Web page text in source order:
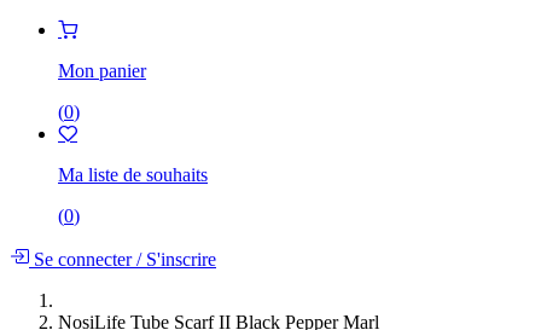
Mon panier
(0)
Ma liste de souhaits
(0)
Se connecter/S'inscrire
NosiLife Tube Scarf II Black Pepper Marl